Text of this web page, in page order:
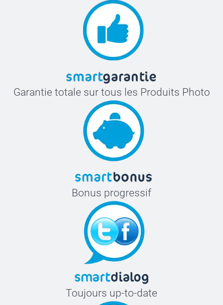
Garantie totale sur tous les Produits Photo
Bonus progressif
Toujours up-to-date